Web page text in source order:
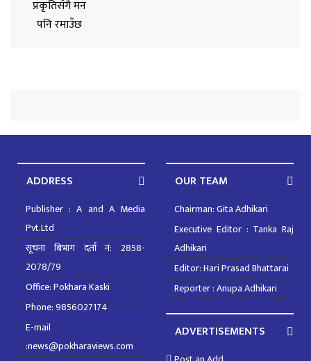
ADDRESS
Publisher : A and A Media
Pvt.Ltd
सूचना बिभाग दर्ता नं: 2858-
2078/79
Office: Pokhara Kaski
Phone: 9856027174
E-mail
:news@pokharaviews.com
OUR TEAM
Chairman: Gita Adhikari
Executive Editor : Tanka Raj
Adhikari
Editor: Hari Prasad Bhattarai
Reporter : Anupa Adhikari
ADVERTISEMENTS